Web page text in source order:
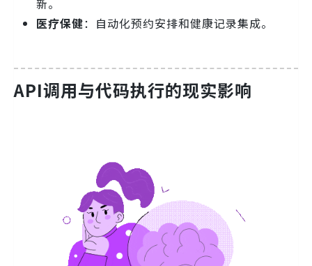
医疗保健：自动化预约安排和健康记录集成。
API调用与代码执行的现实影响